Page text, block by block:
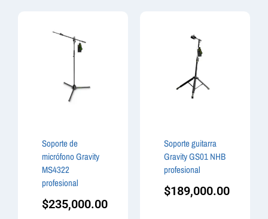
Soporte de
micrófono Gravity
MS4322
profesional
$235,000.00
Soporte guitarra
Gravity GS01 NHB
profesional
$189,000.00